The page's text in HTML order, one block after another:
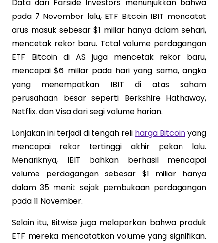
Data dari Farside Investors menunjukkan bahwa
pada 7 November lalu, ETF Bitcoin IBIT mencatat
arus masuk sebesar $1 miliar hanya dalam sehari,
mencetak rekor baru. Total volume perdagangan
ETF Bitcoin di AS juga mencetak rekor baru,
mencapai $6 miliar pada hari yang sama, angka
yang menempatkan IBIT di atas saham
perusahaan besar seperti Berkshire Hathaway,
Netflix, dan Visa dari segi volume harian.
Lonjakan ini terjadi di tengah reli harga Bitcoinyang
mencapai rekor tertinggi akhir pekan lalu.
Menariknya, IBIT bahkan berhasil mencapai
volume perdagangan sebesar $1 miliar hanya
dalam 35 menit sejak pembukaan perdagangan
pada 11 November.
Selain itu, Bitwise juga melaporkan bahwa produk
ETF mereka mencatatkan volume yang signifikan.